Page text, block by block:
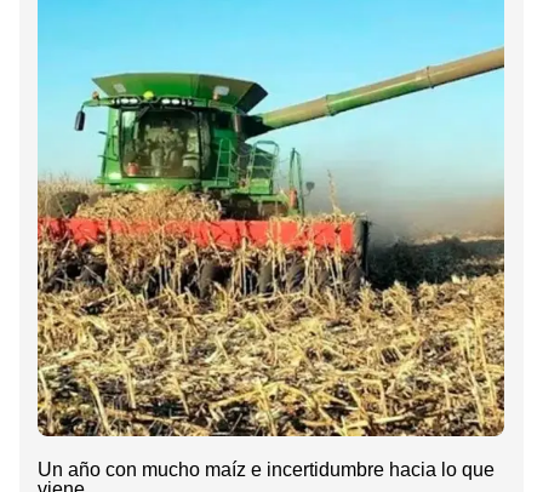
Un año con mucho maíz e incertidumbre hacia lo que